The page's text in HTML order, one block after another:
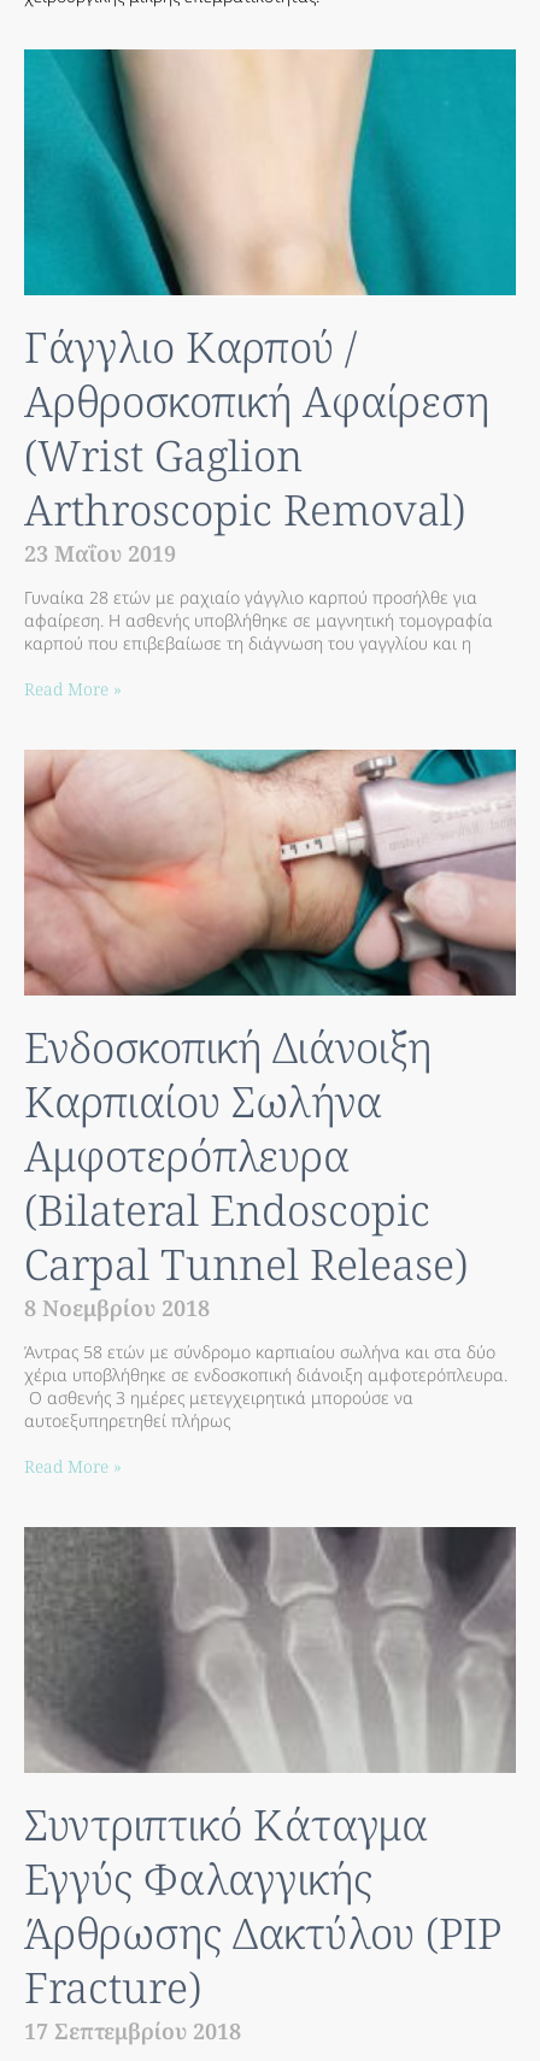
Γάγγλιο Καρπού /
Αρθροσκοπική Αφαίρεση
(Wrist Gaglion
Arthroscopic Removal)
23 Μαΐου 2019
Γυναίκα 28 ετών με ραχιαίο γάγγλιο καρπού προσήλθε για
αφαίρεση. Η ασθενής υποβλήθηκε σε μαγνητική τομογραφία
καρπού που επιβεβαίωσε τη διάγνωση του γαγγλίου και η
Read More »
Ενδοσκοπική Διάνοιξη
Καρπιαίου Σωλήνα
Αμφοτερόπλευρα
(Bilateral Endoscopic
Carpal Tunnel Release)
8 Νοεμβρίου 2018
Άντρας 58 ετών με σύνδρομο καρπιαίου σωλήνα και στα δύο
χέρια υποβλήθηκε σε ενδοσκοπική διάνοιξη αμφοτερόπλευρα.
Ο ασθενής 3 ημέρες μετεγχειρητικά μπορούσε να
αυτοεξυπηρετηθεί πλήρως
Read More »
Συντριπτικό Κάταγμα
Εγγύς Φαλαγγικής
Άρθρωσης Δακτύλου (PIP
Fracture)
17 Σεπτεμβρίου 2018